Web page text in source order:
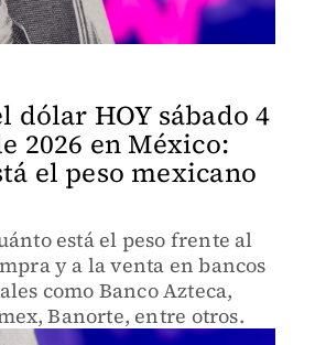
dólar HOY sábado 4
2026 en México:
el peso mexicano
está el peso frente al
y a la venta en bancos
como Banco Azteca,
Banorte, entre otros.